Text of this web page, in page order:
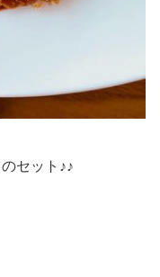
セット♪♪